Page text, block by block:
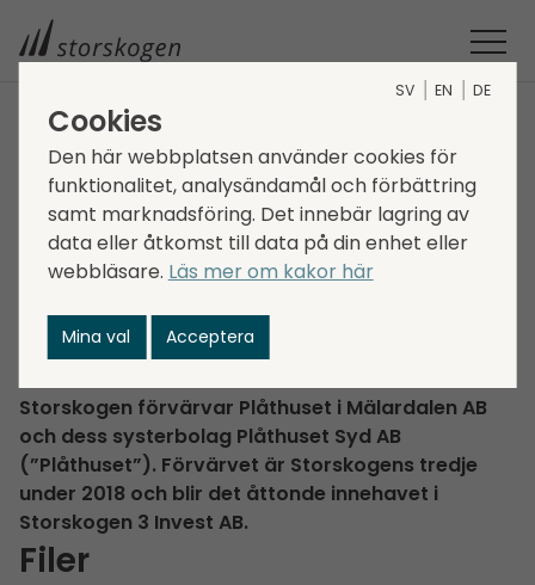
STORSKOGEN MEDIA NYHETER
2018
STORSKOGEN FÖRVÄRVAR PLÅTHUSET I MÄLARDALEN
Storskogen förvärvar
Plåthuset i Mälardalen
2018-05-02
Transactions, Services
Storskogen förvärvar Plåthuset i Mälardalen AB
och dess systerbolag Plåthuset Syd AB
(”Plåthuset”). Förvärvet är Storskogens tredje
under 2018 och blir det åttonde innehavet i
Storskogen 3 Invest AB.
Filer
SV EN DE
Cookies
Den här webbplatsen använder cookies för
funktionalitet, analysändamål och förbättring
samt marknadsföring. Det innebär lagring av
data eller åtkomst till data på din enhet eller
webbläsare. Läs mer om kakor här
Mina val Acceptera